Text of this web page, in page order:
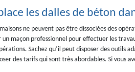
les dalles de béton
ne peuvent pas être dissociées des
maçon professionnel pour effectuer les
Sachez qu’il peut disposer des outils
des tarifs qui sont très abordables. Si vous